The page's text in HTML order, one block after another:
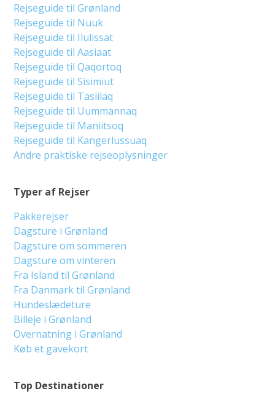
Top Destinationer
Typer af Rejser
Pakkerejser
Dagsture i Grønland
Dagsture om sommeren
Dagsture om vinteren
Fra Island til Grønland
Fra Danmark til Grønland
Hundeslædeture
Billeje i Grønland
Overnatning i Grønland
Køb et gavekort
Rejseguide til Grønland
Rejseguide til Nuuk
Rejseguide til Ilulissat
Rejseguide til Aasiaat
Rejseguide til Qaqortoq
Rejseguide til Sisimiut
Rejseguide til Tasiilaq
Rejseguide til Uummannaq
Rejseguide til Maniitsoq
Rejseguide til Kangerlussuaq
Andre praktiske rejseoplysninger